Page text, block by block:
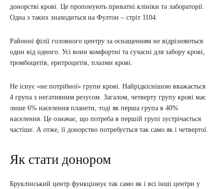
донорстві крові. Це пропонують приватні клініки та лабораторії.
Одна з таких знаходиться на Фултон – стріт 1104.
Районні філії головного центру за оснащенням не відрізняються
один від одного. Усі вони комфортні та сучасні для забору крові,
тромбоцитів, еритроцитів, плазми крові.
Не існує «не потрібної» групи крові. Найрідкіснішою вважається
4 група з негативним резусом. Загалом, четверту групу крові має
лише 6% населення планети, тоді як перша група в 40%
населення. Це означає, що потреба в першій групі зустрічається
частіше. А отже, її донорство потребується так само як і четвертої.
Як стати донором
Бруклінський центр функціонує так само як і всі інші центри у